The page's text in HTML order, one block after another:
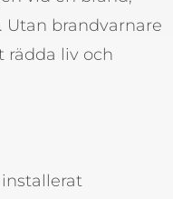
brandvarnare
rädda liv och